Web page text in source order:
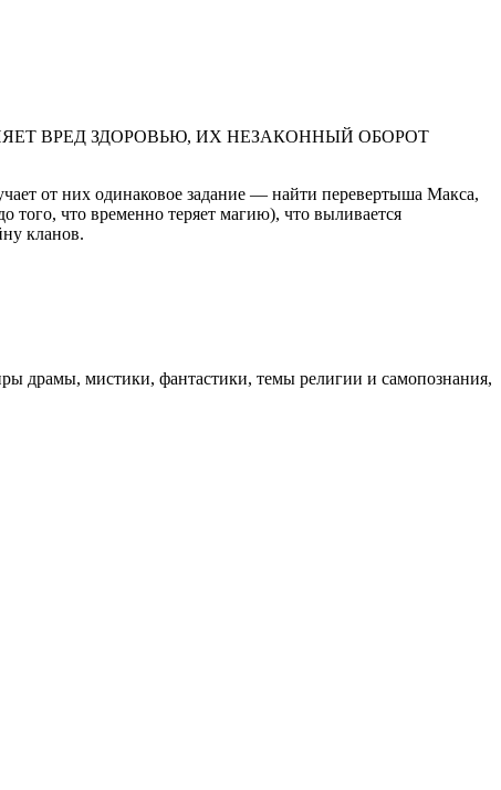
ВРЕД ЗДОРОВЬЮ, ИХ НЕЗАКОННЫЙ ОБОРОТ
от них одинаковое задание — найти перевертыша Макса,
того, что временно теряет магию), что выливается
кланов.
драмы, мистики, фантастики, темы религии и самопознания,